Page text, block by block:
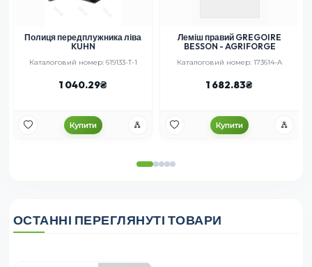
Полиця передплужника ліва
KUHN
Каталоговий номер: 619133-T-1
1 040.29
Купити
Леміш правий GREGOIRE
BESSON - AGRIFORGE
Каталоговий номер: 173614-A
1 682.83
Купити
ОСТАННІ ПЕРЕГЛЯНУТІ ТОВАРИ